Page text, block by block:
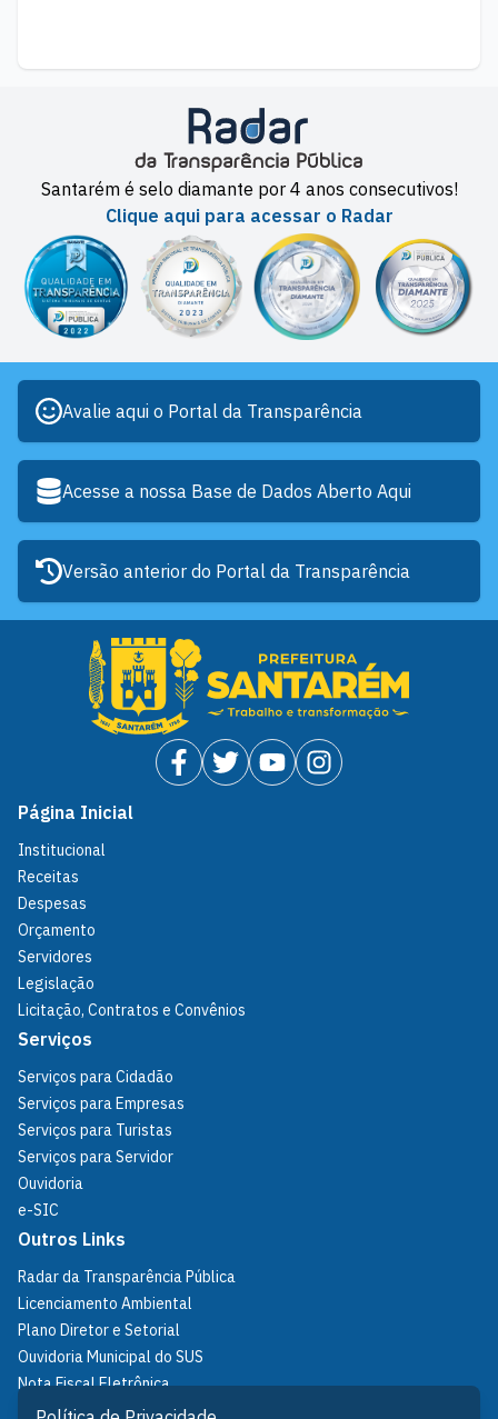
Santarém é selo diamante por 4 anos consecutivos!
Clique aqui para acessar o Radar
Avalie aqui o Portal da Transparência
Acesse a nossa Base de Dados Aberto Aqui
Versão anterior do Portal da Transparência
Página Inicial
Institucional
Receitas
Despesas
Orçamento
Servidores
Legislação
Licitação, Contratos e Convênios
Serviços
Serviços para Cidadão
Serviços para Empresas
Serviços para Turistas
Serviços para Servidor
Ouvidoria
e-SIC
Outros Links
Radar da Transparência Pública
Licenciamento Ambiental
Plano Diretor e Setorial
Ouvidoria Municipal do SUS
Nota Fiscal Eletrônica
IPTU